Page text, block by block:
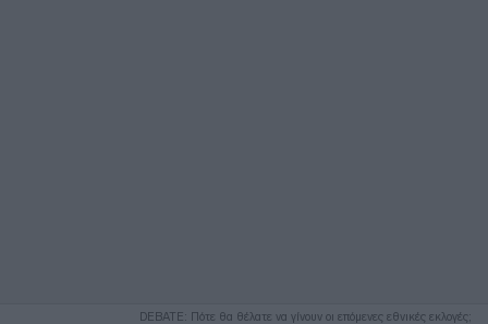
DEBATE: Πότε θα θέλατε να γίνουν οι επόμενες εθνικές εκλογές;